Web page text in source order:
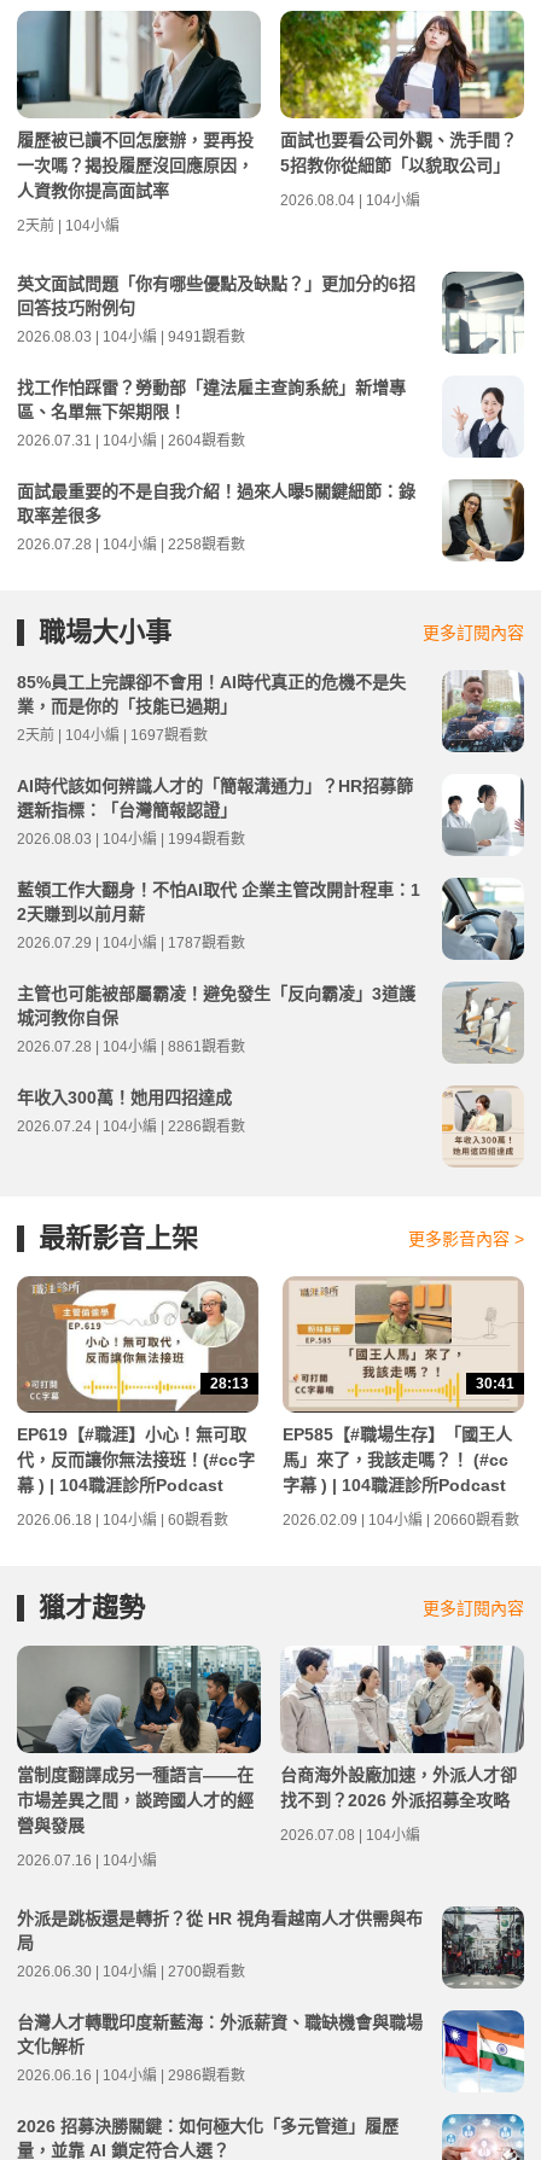
履歷被已讀不回怎麼辦，要再投
一次嗎？揭投履歷沒回應原因，
人資教你提高面試率
2天前 | 104小編
面試也要看公司外觀、洗手間？
5招教你從細節「以貌取公司」
2026.08.04 | 104小編
英文面試問題「你有哪些優點及缺點？」更加分的6招
回答技巧附例句
2026.08.03 | 104小編 | 9491觀看數
找工作怕踩雷？勞動部「違法雇主查詢系統」新增專
區、名單無下架期限！
2026.07.31 | 104小編 | 2604觀看數
面試最重要的不是自我介紹！過來人曝5關鍵細節：錄
取率差很多
2026.07.28 | 104小編 | 2258觀看數
職場大小事 更多訂閱內容
85%員工上完課卻不會用！AI時代真正的危機不是失
業，而是你的「技能已過期」
2天前 | 104小編 | 1697觀看數
AI時代該如何辨識人才的「簡報溝通力」？HR招募篩
選新指標：「台灣簡報認證」
2026.08.03 | 104小編 | 1994觀看數
藍領工作大翻身！不怕AI取代 企業主管改開計程車：1
2天賺到以前月薪
2026.07.29 | 104小編 | 1787觀看數
主管也可能被部屬霸凌！避免發生「反向霸凌」3道護
城河教你自保
2026.07.28 | 104小編 | 8861觀看數
年收入300萬！她用四招達成
2026.07.24 | 104小編 | 2286觀看數
最新影音上架 更多影音內容 >
28:13
EP619【#職涯】小心！無可取
代，反而讓你無法接班！(#cc字
幕 ) | 104職涯診所Podcast
2026.06.18 | 104小編 | 60觀看數
30:41
EP585【#職場生存】「國王人
馬」來了，我該走嗎？！ (#cc
字幕 ) | 104職涯診所Podcast
2026.02.09 | 104小編 | 20660觀看數
獵才趨勢 更多訂閱內容
當制度翻譯成另一種語言——在
市場差異之間，談跨國人才的經
營與發展
2026.07.16 | 104小編
台商海外設廠加速，外派人才卻
找不到？2026 外派招募全攻略
2026.07.08 | 104小編
外派是跳板還是轉折？從 HR 視角看越南人才供需與布
局
2026.06.30 | 104小編 | 2700觀看數
台灣人才轉戰印度新藍海：外派薪資、職缺機會與職場
文化解析
2026.06.16 | 104小編 | 2986觀看數
2026 招募決勝關鍵：如何極大化「多元管道」履歷
量，並靠 AI 鎖定符合人選？